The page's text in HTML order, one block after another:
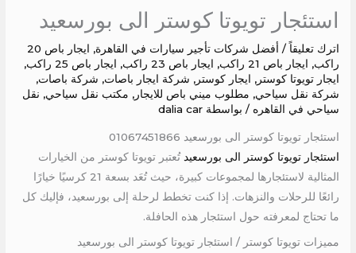
استئجار تويوتا كوستر الى بورسعيد
اترك تعليقاً / أفضل شركات تأجير سيارات في القاهرة,
ايجار باص 20
راكب, ايجار باص 21 راكب , ايجار باص 23 راكب , ايجار باص 25 راكب
,
ايجار تويوتا كوستر, ايجار كوستر, شركة ايجار باصات, شركة باصات,
شركة نقل سياحي, مطلوب ميني باص للايجار, مكتب نقل سياحي, نقل
سياحي في القاهره / بواسطة dalia car
استئجار تويوتا كوستر الى بورسعيد 01067451866
استئجار تويوتا كوستر الى بورسعيد تُعتبر تويوتا كوستر من الخيارات
المثالية لاستئجارها لمجموعات كبيرة، حيث تُعَد بسعة 21 كرسيًا خيارًا
رائعًا للرحلات والنزهات. إذا كنت تخطط لرحلة إلى بورسعيد، فإليك كل
ما تحتاج لمعرفته حول استئجار هذه الحافلة.
مميزات تويوتا كوستر / استئجار تويوتا كوستر الى بورسعيد